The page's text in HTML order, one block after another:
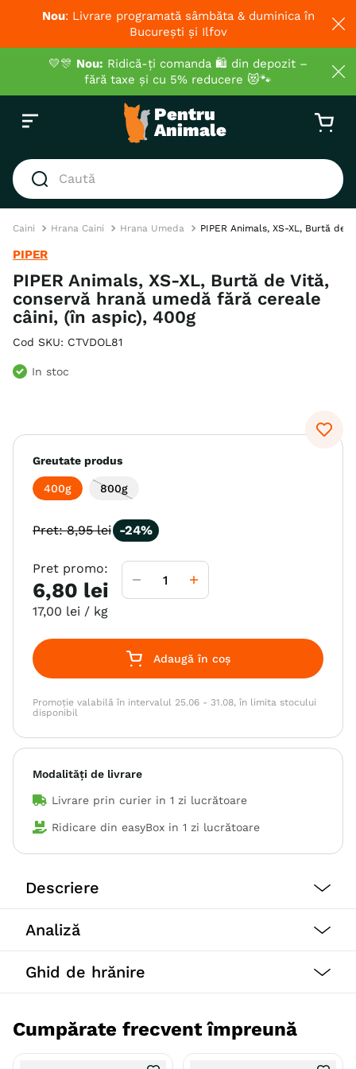
Nou: Livrare programată sâmbăta & duminica în
București și Ilfov
💛🎊 Nou: Ridică-ți comanda 🛍️ din depozit –
fără taxe și cu 5% reducere 😻🐾
Caută
3. hrana uscata pisici
4. recompense
6.
hrana uscata câini
8. acana
9. brit caini
10
recompense caini
Caini Hrana Caini Hrana Umeda PIPER Animals, XS-XL, Burtă
PIPER
PIPER Animals, XS-XL, Burtă de Vită,
conservă hrană umedă fără cereale
câini, (în aspic), 400g
Cod SKU: CTVDOL81
In stoc
Greutate produs
400g 800g
Pret:8,95 lei -24%
Pret promo:
6,80 lei
17,00 lei / kg
Adaugă în coș
Promoție valabilă în intervalul 25.06 - 31.08, în limita stocului
disponibil
Modalități de livrare
Livrare prin curier in 1 zi lucrătoare
Ridicare din easyBox in 1 zi lucrătoare
Descriere
hrană umedă completă pentru câinii adulți de toate
Aceasta hana umeda este o sursă de proteine ​​de
digestia.
Analiză
Ghid de hrănire
Cumpărate frecvent împreună